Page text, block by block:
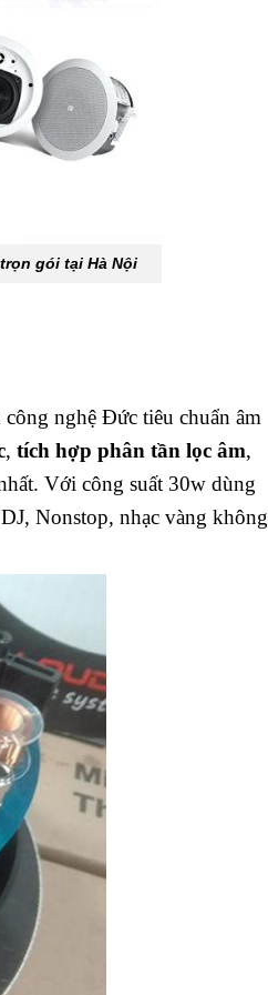
gói tại Hà Nội
nghệ Đức tiêu chuẩn âm
, tích hợp phân tần lọc âm,
Với công suất 30w dùng
Nonstop, nhạc vàng không